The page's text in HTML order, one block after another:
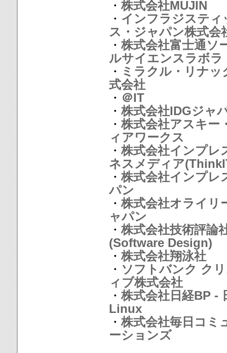
・ 株式会社MUJIN
・ インフラジスティ
ス・ジャパン株式会
・ 株式会社富士通ソ
ルサイエンスラボラ
・ ミラクル・リナッ
式会社
・ ＠IT
・ 株式会社IDGジャ
・ 株式会社アスキー
ィアワークス
・ 株式会社インプレ
ネスメディア
・ 株式会社インプレ
パン
・ 株式会社オライリ
ャパン
・ 株式会社技術評論
(Software Design)
・ 株式会社翔泳社
・ ソフトバンク ク
ィブ株式会社
・ 株式会社日経BP -
Linux
・ 株式会社毎日コミ
ーションズ